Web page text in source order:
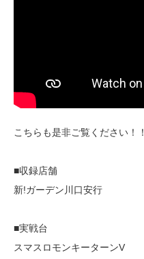
こちらも是非ご覧ください！！
■収録店舗
新!ガーデン川口安行
■実戦台
スマスロモンキーターンV